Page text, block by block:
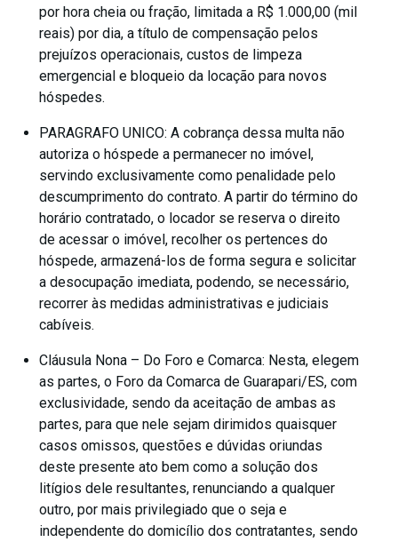
por hora cheia ou fração, limitada a R$ 1.000,00 (mil
reais) por dia, a título de compensação pelos
prejuízos operacionais, custos de limpeza
emergencial e bloqueio da locação para novos
hóspedes.
PARAGRAFO UNICO: A cobrança dessa multa não
autoriza o hóspede a permanecer no imóvel,
servindo exclusivamente como penalidade pelo
descumprimento do contrato. A partir do término do
horário contratado, o locador se reserva o direito
de acessar o imóvel, recolher os pertences do
hóspede, armazená-los de forma segura e solicitar
a desocupação imediata, podendo, se necessário,
recorrer às medidas administrativas e judiciais
cabíveis.
Cláusula Nona – Do Foro e Comarca: Nesta, elegem
as partes, o Foro da Comarca de Guarapari/ES, com
exclusividade, sendo da aceitação de ambas as
partes, para que nele sejam dirimidos quaisquer
casos omissos, questões e dúvidas oriundas
deste presente ato bem como a solução dos
litígios dele resultantes, renunciando a qualquer
outro, por mais privilegiado que o seja e
independente do domicílio dos contratantes, sendo